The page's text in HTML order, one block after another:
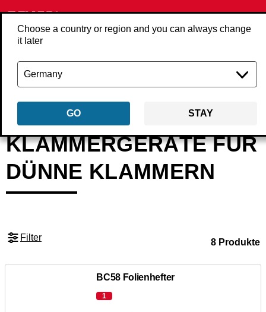
Choose a country or region and you can always change
it later
GO STAY
Zurück Produkte Werkzeug
KLAMMERGERÄTE FÜR
DÜNNE KLAMMERN
Filter 8 Produkte
BC58 Folienhefter
1